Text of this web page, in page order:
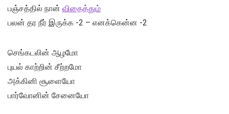
பஞ்சத்தில் நான் விதைத்தும்
பலன் தர நீர் இருக்க -2 – எனக்கென்ன -2
செங்கடலின் ஆழமோ
புயல் காற்றின் சீற்றமோ
அக்கினி சூளையோ
பார்வோனின் சேனையோ